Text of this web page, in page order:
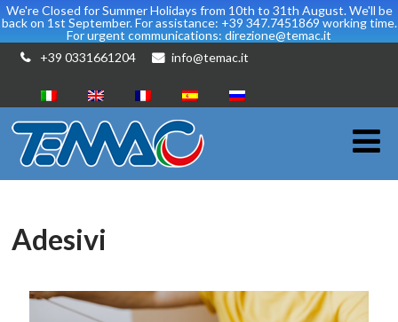
We're Closed for Summer Holidays from 10th to 31th August. We'll be
back on 1st September. For assistance: +39 347.7451869 working time.
For urgent communications: direzione@temac.it
+39 0331661204
info@temac.it
Adesivi